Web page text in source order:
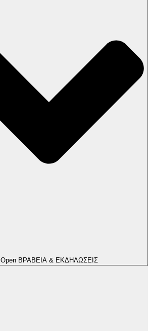
Open ΒΡΑΒΕΙΑ & ΕΚΔΗΛΩΣΕΙΣ